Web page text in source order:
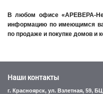
В любом офисе «АРЕВЕРА-
информацию по имеющимся
по продаже и покупке домов и
Наши контакты
г. Красноярск, ул. Взлетная, 59,